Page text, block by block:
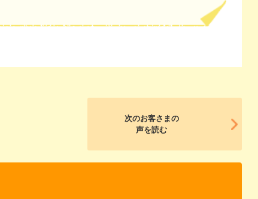
次のお客さまの
声を読む